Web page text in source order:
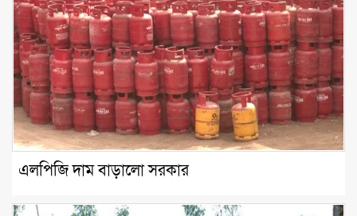
এলপিজি দাম বাড়ালো সরকার